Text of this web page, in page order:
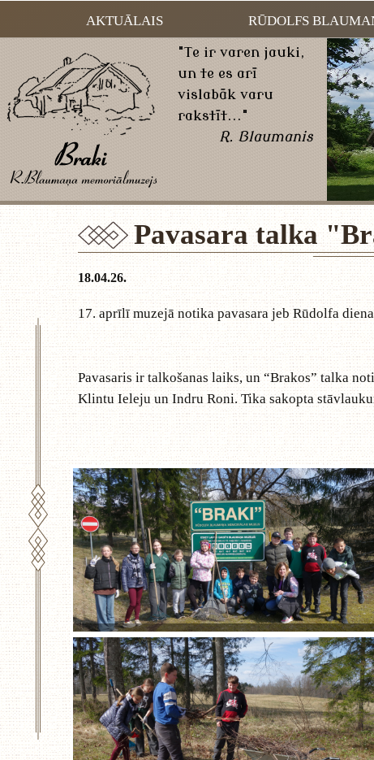
AKTUĀLAIS RŪDOLFS
"Te ir varen jauki,
un te es arī
vislabāk varu
rakstīt..."
R. Blaumanis
Pavasara talka
18.04.26.
17. aprīlī muzejā notika pavasara jeb Rūdolfa
Pavasaris ir talkošanas laiks, un “Brakos” talka
Klintu Ieleju un Indru Roni. Tika sakopta